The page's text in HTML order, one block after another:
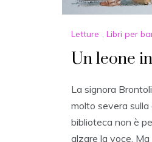
Letture , Libri per
Un leone
La signora
molto severa sulla
biblioteca non è
alzare la voce. Ma